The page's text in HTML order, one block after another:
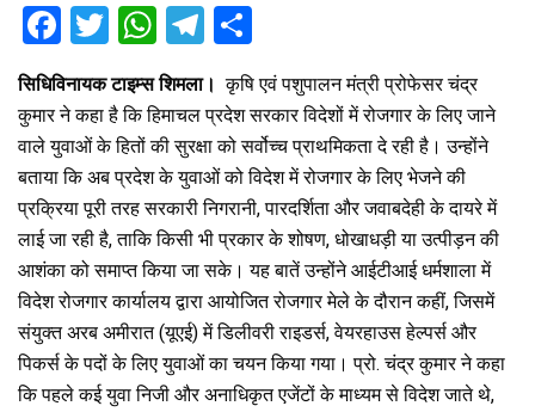
F
a
ce
b
o
o
k
T
tt
er
W
h
at
s
A
p
p
T
e
gr
a
m
ar
e
सिधिविनायक टाइम्स शिमला। कृषि एवं पशुपालन मंत्री प्रोफेसर चंद्र
कुमार ने कहा है कि हिमाचल प्रदेश सरकार विदेशों में रोजगार के लिए जाने
वाले युवाओं के हितों की सुरक्षा को सर्वोच्च प्राथमिकता दे रही है। उन्होंने
बताया कि अब प्रदेश के युवाओं को विदेश में रोजगार के लिए भेजने की
प्रक्रिया पूरी तरह सरकारी निगरानी, पारदर्शिता और जवाबदेही के दायरे में
लाई जा रही है, ताकि किसी भी प्रकार के शोषण, धोखाधड़ी या उत्पीड़न की
आशंका को समाप्त किया जा सके। यह बातें उन्होंने आईटीआई धर्मशाला में
विदेश रोजगार कार्यालय द्वारा आयोजित रोजगार मेले के दौरान कहीं, जिसमें
संयुक्त अरब अमीरात (यूएई) में डिलीवरी राइडर्स, वेयरहाउस हेल्पर्स और
पिकर्स के पदों के लिए युवाओं का चयन किया गया। प्रो. चंद्र कुमार ने कहा
कि पहले कई युवा निजी और अनाधिकृत एजेंटों के माध्यम से विदेश जाते थे,